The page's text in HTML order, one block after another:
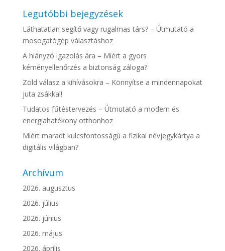
Legutóbbi bejegyzések
Láthatatlan segítő vagy rugalmas társ? – Útmutató a
mosogatógép választáshoz
A hiányzó igazolás ára – Miért a gyors
kéményellenőrzés a biztonság záloga?
Zöld válasz a kihívásokra – Könnyítse a mindennapokat
juta zsákkal!
Tudatos fűtéstervezés – Útmutató a modern és
energiahatékony otthonhoz
Miért maradt kulcsfontosságú a fizikai névjegykártya a
digitális világban?
Archívum
2026. augusztus
2026. július
2026. június
2026. május
2026. április